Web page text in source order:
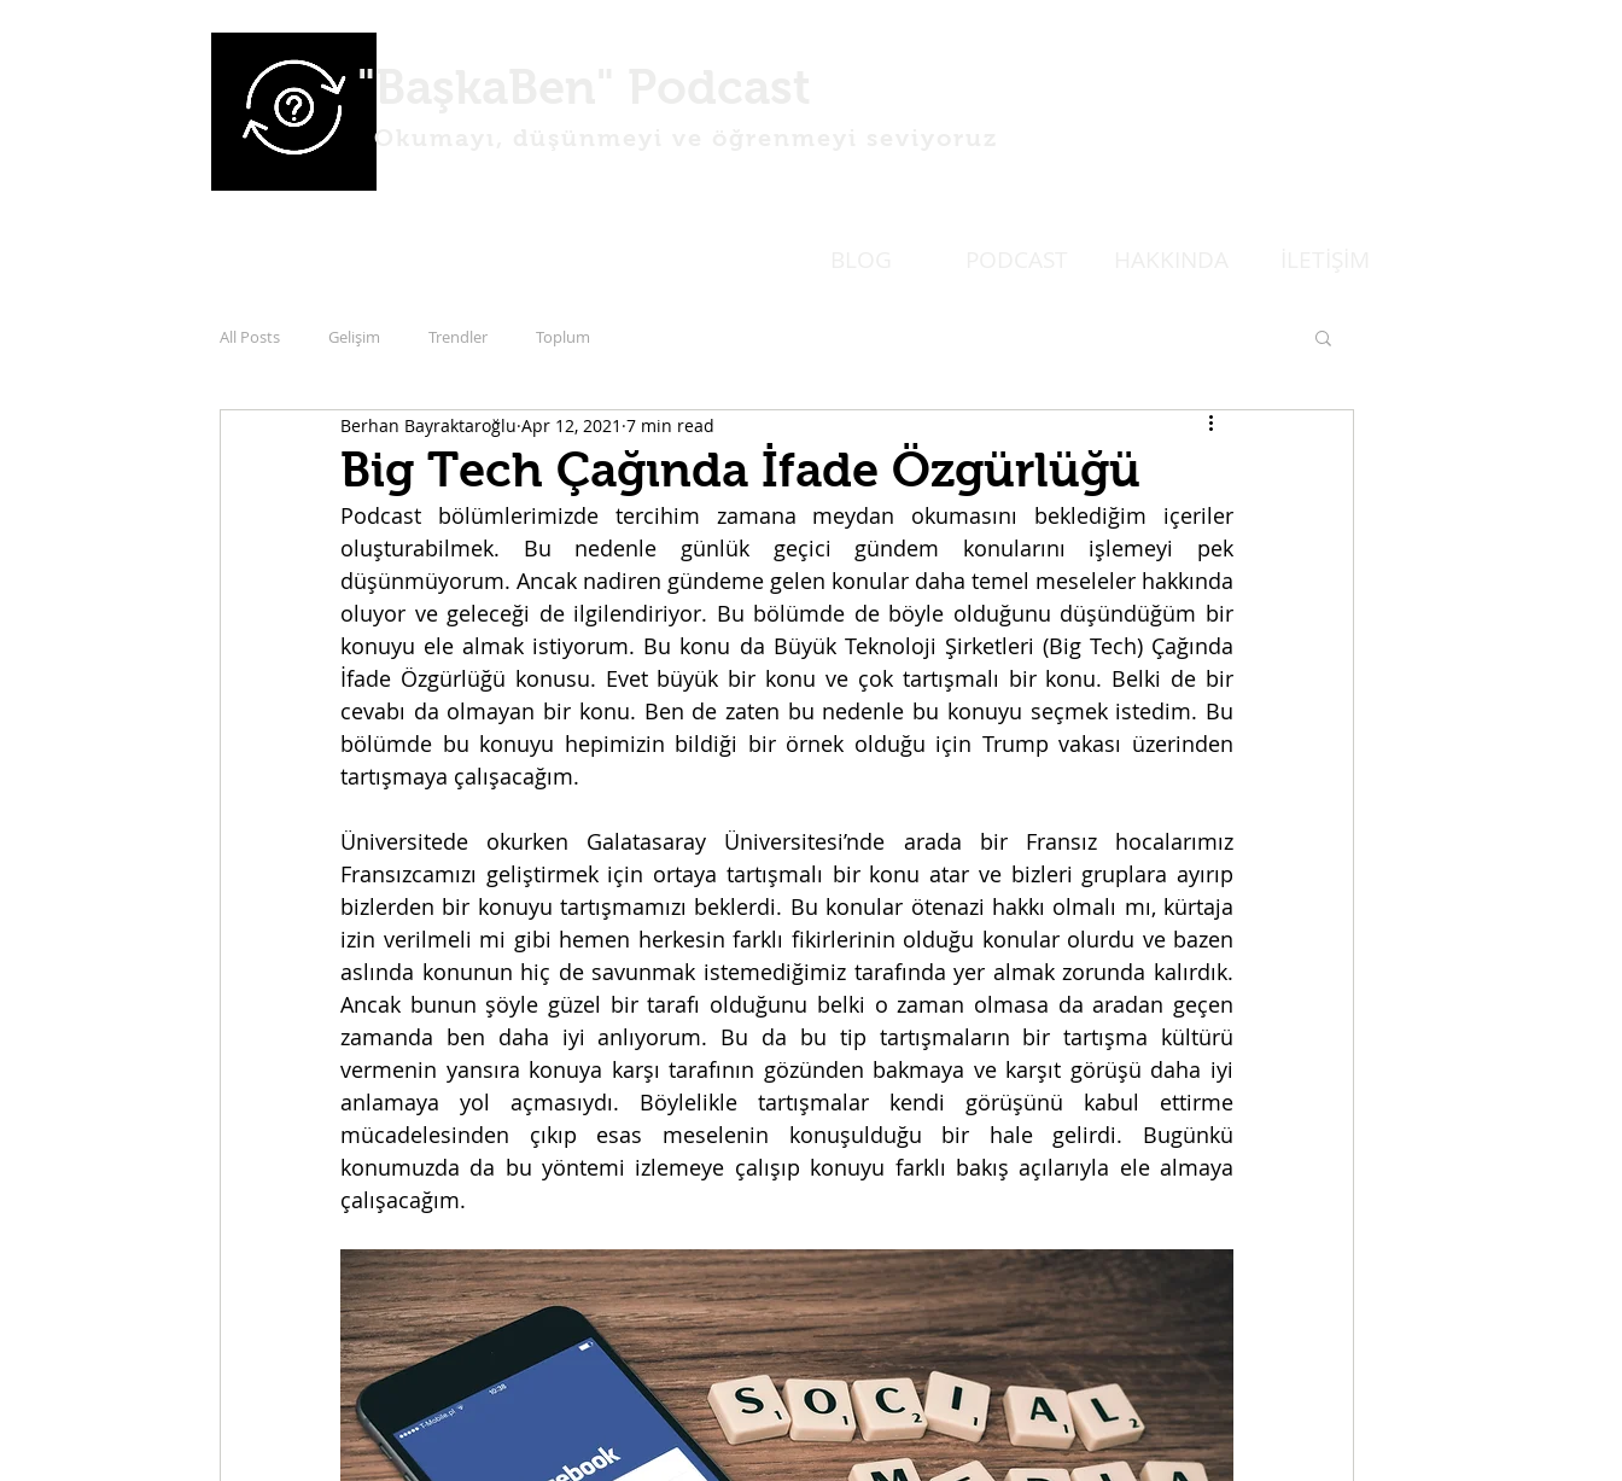
"BaşkaBen" Podcast
Okumayı, düşünmeyi ve öğrenmeyi seviyoruz
All Posts Gelişim Trendler Toplum
Big Tech Çağında İfade Özgürlüğü
Berhan Bayraktaroğlu Apr 12, 2021 7 min read
Podcast bölümlerimizde tercihim zamana meydan okumasını beklediğim içeriler
oluşturabilmek. Bu nedenle günlük geçici gündem konularını işlemeyi pek
düşünmüyorum. Ancak nadiren gündeme gelen konular daha temel meseleler hakkında
oluyor ve geleceği de ilgilendiriyor. Bu bölümde de böyle olduğunu düşündüğüm bir
konuyu ele almak istiyorum. Bu konu da Büyük Teknoloji Şirketleri (Big Tech) Çağında
İfade Özgürlüğü konusu. Evet büyük bir konu ve çok tartışmalı bir konu. Belki de bir
cevabı da olmayan bir konu. Ben de zaten bu nedenle bu konuyu seçmek istedim. Bu
bölümde bu konuyu hepimizin bildiği bir örnek olduğu için Trump vakası üzerinden
tartışmaya çalışacağım.
Üniversitede okurken Galatasaray Üniversitesi’nde arada bir Fransız hocalarımız
Fransızcamızı geliştirmek için ortaya tartışmalı bir konu atar ve bizleri gruplara ayırıp
bizlerden bir konuyu tartışmamızı beklerdi. Bu konular ötenazi hakkı olmalı mı, kürtaja
izin verilmeli mi gibi hemen herkesin farklı fikirlerinin olduğu konular olurdu ve bazen
aslında konunun hiç de savunmak istemediğimiz tarafında yer almak zorunda kalırdık.
Ancak bunun şöyle güzel bir tarafı olduğunu belki o zaman olmasa da aradan geçen
zamanda ben daha iyi anlıyorum. Bu da bu tip tartışmaların bir tartışma kültürü
vermenin yansıra konuya karşı tarafının gözünden bakmaya ve karşıt görüşü daha iyi
anlamaya yol açmasıydı. Böylelikle tartışmalar kendi görüşünü kabul ettirme
mücadelesinden çıkıp esas meselenin konuşulduğu bir hale gelirdi. Bugünkü
konumuzda da bu yöntemi izlemeye çalışıp konuyu farklı bakış açılarıyla ele almaya
çalışacağım.